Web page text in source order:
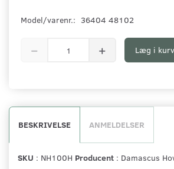
Model/varenr.: 36404 48102
Læg i kurv
BESKRIVELSE ANMELDELSER
SKU : NH100H Producent : Damascus